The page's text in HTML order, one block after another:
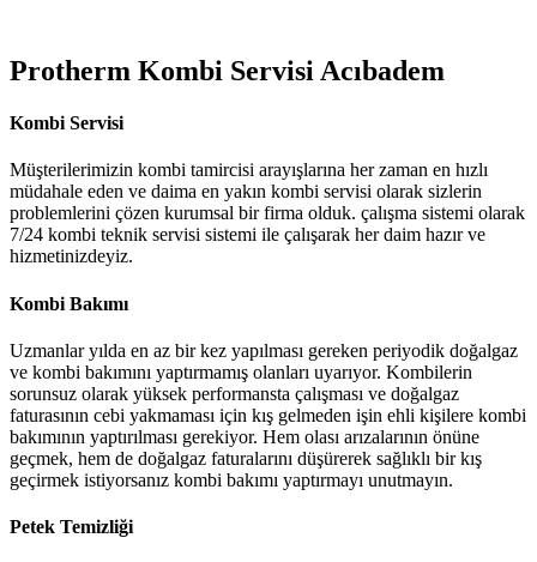
Protherm Kombi Servisi Acıbadem
Kombi Servisi
Müşterilerimizin kombi tamircisi arayışlarına her zaman en hızlı
müdahale eden ve daima en yakın kombi servisi olarak sizlerin
problemlerini çözen kurumsal bir firma olduk. çalışma sistemi olarak
7/24 kombi teknik servisi sistemi ile çalışarak her daim hazır ve
hizmetinizdeyiz.
Kombi Bakımı
Uzmanlar yılda en az bir kez yapılması gereken periyodik doğalgaz
ve kombi bakımını yaptırmamış olanları uyarıyor. Kombilerin
sorunsuz olarak yüksek performansta çalışması ve doğalgaz
faturasının cebi yakmaması için kış gelmeden işin ehli kişilere kombi
bakımının yaptırılması gerekiyor. Hem olası arızalarının önüne
geçmek, hem de doğalgaz faturalarını düşürerek sağlıklı bir kış
geçirmek istiyorsanız kombi bakımı yaptırmayı unutmayın.
Petek Temizliği